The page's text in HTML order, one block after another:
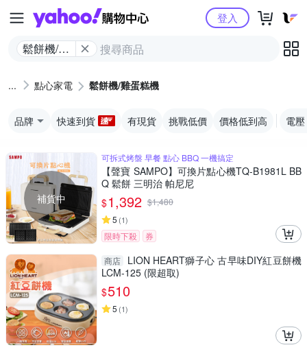
Yahoo購物中心
鬆餅機/雞
登入
點心家電 鬆餅機/雞蛋糕機
品牌 快速到貨 有現貨 挑戰低價 價格低到高 電壓
補貨中
可拆式烤盤 早餐 點心 BBQ 一機搞定
【聲寶 SAMPO】可換片點心機TQ-B1981L BB
Q 鬆餅 三明治 帕尼尼
$1,392 $1,480
5 (1)
限時下殺 券
商店
LION HEART獅子心 古早味DIY紅豆餅機
LCM-125 (限超取)
$510
5 (1)